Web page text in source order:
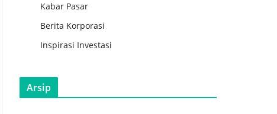
Kabar Pasar
Berita Korporasi
Inspirasi Investasi
Arsip